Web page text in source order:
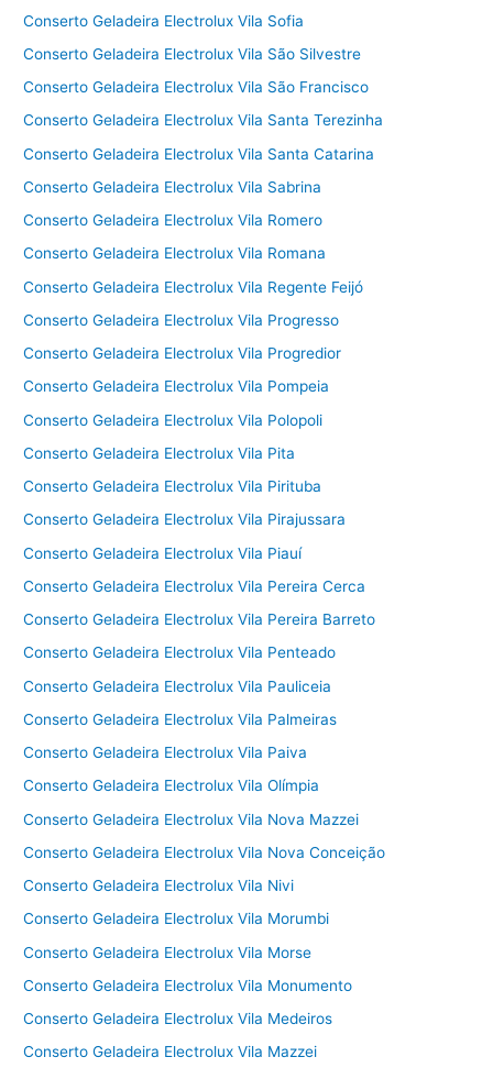
Conserto Geladeira Electrolux Vila Sofia
Conserto Geladeira Electrolux Vila São Silvestre
Conserto Geladeira Electrolux Vila São Francisco
Conserto Geladeira Electrolux Vila Santa Terezinha
Conserto Geladeira Electrolux Vila Santa Catarina
Conserto Geladeira Electrolux Vila Sabrina
Conserto Geladeira Electrolux Vila Romero
Conserto Geladeira Electrolux Vila Romana
Conserto Geladeira Electrolux Vila Regente Feijó
Conserto Geladeira Electrolux Vila Progresso
Conserto Geladeira Electrolux Vila Progredior
Conserto Geladeira Electrolux Vila Pompeia
Conserto Geladeira Electrolux Vila Polopoli
Conserto Geladeira Electrolux Vila Pita
Conserto Geladeira Electrolux Vila Pirituba
Conserto Geladeira Electrolux Vila Pirajussara
Conserto Geladeira Electrolux Vila Piauí
Conserto Geladeira Electrolux Vila Pereira Cerca
Conserto Geladeira Electrolux Vila Pereira Barreto
Conserto Geladeira Electrolux Vila Penteado
Conserto Geladeira Electrolux Vila Pauliceia
Conserto Geladeira Electrolux Vila Palmeiras
Conserto Geladeira Electrolux Vila Paiva
Conserto Geladeira Electrolux Vila Olímpia
Conserto Geladeira Electrolux Vila Nova Mazzei
Conserto Geladeira Electrolux Vila Nova Conceição
Conserto Geladeira Electrolux Vila Nivi
Conserto Geladeira Electrolux Vila Morumbi
Conserto Geladeira Electrolux Vila Morse
Conserto Geladeira Electrolux Vila Monumento
Conserto Geladeira Electrolux Vila Medeiros
Conserto Geladeira Electrolux Vila Mazzei